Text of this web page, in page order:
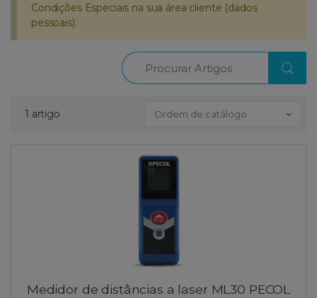
Condições Especiais na sua área cliente (dados
pessoais).
Procurar
1 artigo Ordem de catálogo
Medidor de distâncias a laser ML30 PECOL